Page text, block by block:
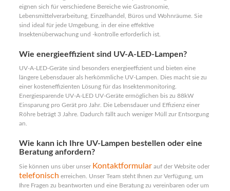
eignen sich für verschiedene Bereiche wie Gastronomie,
Lebensmittelverarbeitung, Einzelhandel, Büros und Wohnräume. Sie
sind ideal für jede Umgebung, in der eine effektive
Insektenüberwachung und -kontrolle erforderlich ist.
Wie energieeffizient sind UV-A-LED-Lampen?
UV-A-LED-Geräte sind besonders energieeffizient und bieten eine
längere Lebensdauer als herkömmliche UV-Lampen. Dies macht sie zu
einer kosteneffizienten Lösung für das Insektenmonitoring.
Energiesparende UV-A-LED UV-Geräte ermöglichen bis zu 88kW
Einsparung pro Gerät pro Jahr. Die Lebensdauer und Effizienz einer
Röhre beträgt 3 Jahre. Dadurch fällt auch weniger Müll zur Entsorgung
an.
Wie kann ich Ihre UV-Lampen bestellen oder eine
Beratung anfordern?
Sie können uns über unser Kontaktformular auf der Website oder
telefonisch erreichen. Unser Team steht Ihnen zur Verfügung, um
Ihre Fragen zu beantworten und eine Beratung zu vereinbaren oder um